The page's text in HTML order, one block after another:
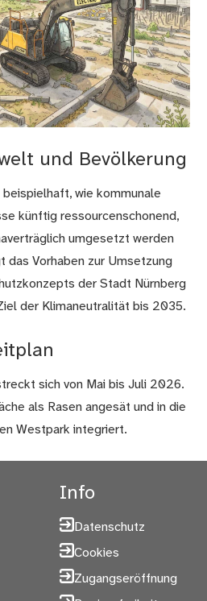
und Bevölkerung
wie kommunale
künftig ressourcenschonend,
umgesetzt werden
das Vorhaben zur Umsetzung
der Stadt Nürnberg
der Klimaneutralität bis 2035.
sich von Mai bis Juli 2026.
als Rasen angesät und in die
Westpark integriert.
Info
Datenschutz
Cookies
Zugangseröffnung